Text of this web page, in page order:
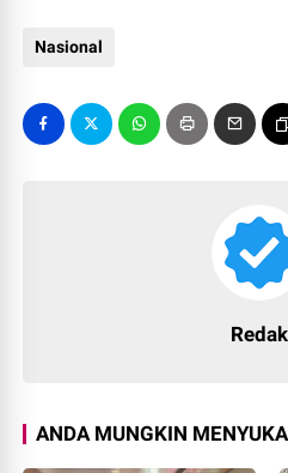
Nasional
ANDA MUNGKIN